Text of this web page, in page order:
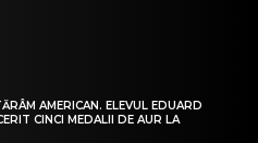
AMERICAN. ELEVUL EDUARD
CINCI MEDALII DE AUR LA